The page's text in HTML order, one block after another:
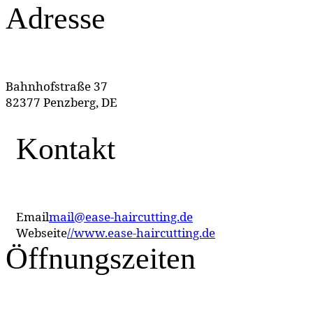
Adresse
Bahnhofstraße 37
82377 Penzberg, DE
Kontakt
Emailmail@ease-haircutting.de
Webseite//www.ease-haircutting.de
Öffnungszeiten